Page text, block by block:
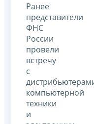
Ранее
представители
ФНС
России
провели
встречу
с
компьютерной
техники
и